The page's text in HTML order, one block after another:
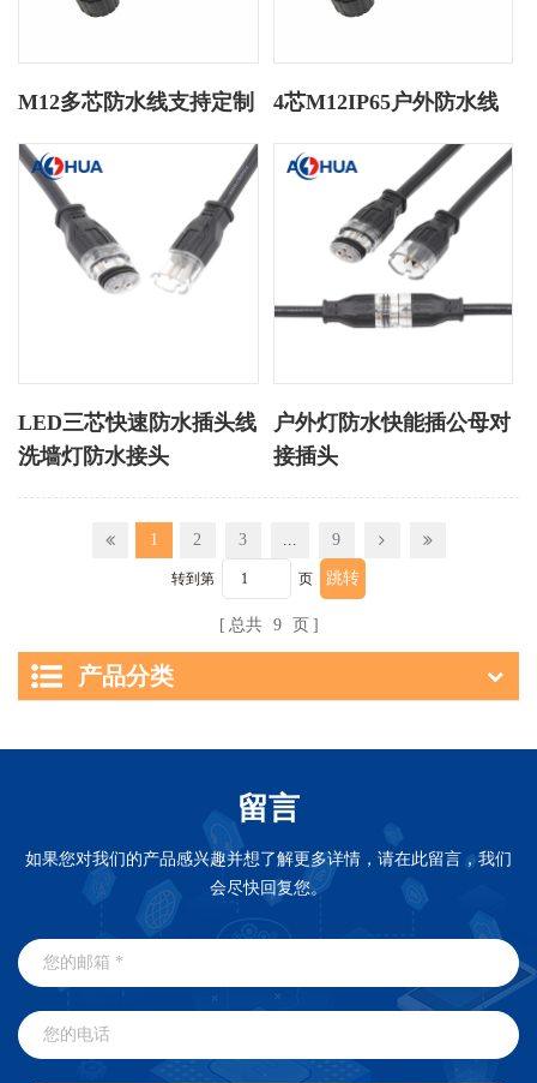
M12多芯防水线支持定制 4芯M12IP65户外防水线
LED三芯快速防水插头线
洗墙灯防水接头
户外灯防水快能插公母对
接插头
1 2 3 9
转到第 页
总共 9 页
产品分类
留言
如果您对我们的产品感兴趣并想了解更多详情，请在此留言，我们
会尽快回复您。